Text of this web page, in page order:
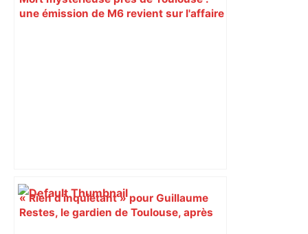
une émission de M6 revient sur l'affaire
« Rien d'inquiétant » pour Guillaume
Restes, le gardien de Toulouse, après